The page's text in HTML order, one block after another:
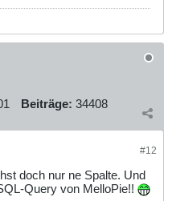
Beiträge: 34408
#12
doch nur ne Spalte. Und
Query von MelloPie!!